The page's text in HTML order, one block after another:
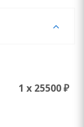
1 x 25500 ₽